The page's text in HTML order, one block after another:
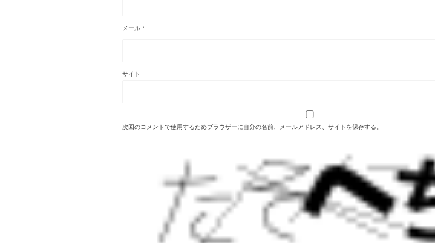
メール *
サイト
次回のコメントで使用するためブラウザーに自分の名前、メールアドレス、サイトを保存する。